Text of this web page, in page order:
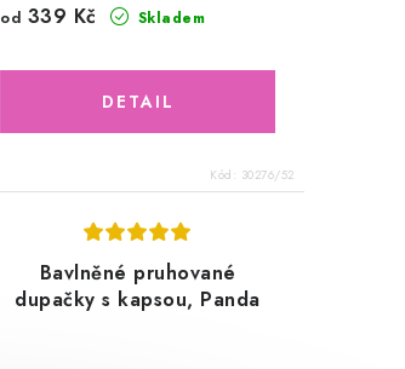
Skladem
od 339 Kč
Kód: 30276/52
Bavlněné pruhované
dupačky s kapsou, Panda